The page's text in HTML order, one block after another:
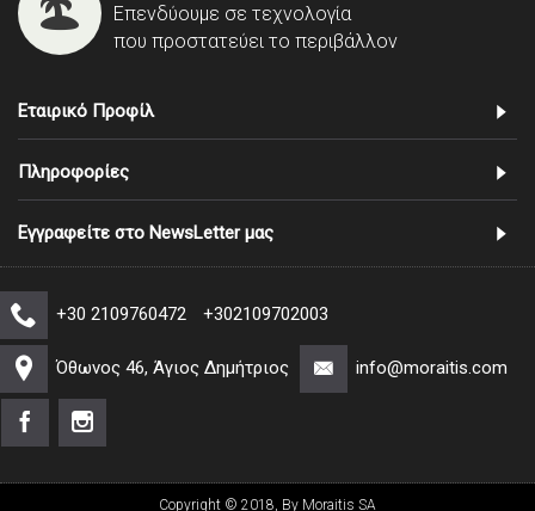
Επενδύουμε σε τεχνολογία
που προστατεύει το περιβάλλον
Εταιρικό Προφίλ
Πληροφορίες
Εγγραφείτε στο NewsLetter μας
+30 2109760472 +302109702003
Όθωνος 46, Άγιος Δημήτριος info@moraitis.com
Copyright © 2018, By Moraitis SA